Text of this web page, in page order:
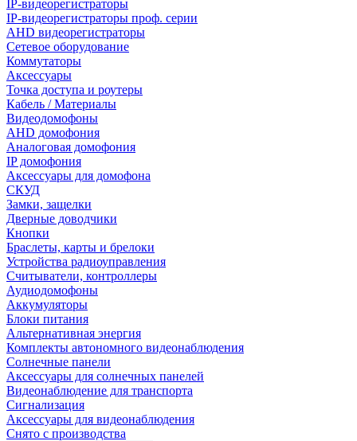
IP-видеорегистраторы
IP-видеорегистраторы проф. серии
AHD видеорегистраторы
Сетевое оборудование
Коммутаторы
Аксессуары
Точка доступа и роутеры
Кабель / Материалы
Видеодомофоны
AHD домофония
Аналоговая домофония
IP домофония
Аксессуары для домофона
СКУД
Замки, защелки
Дверные доводчики
Кнопки
Браслеты, карты и брелоки
Устройства радиоуправления
Считыватели, контроллеры
Аудиодомофоны
Аккумуляторы
Блоки питания
Альтернативная энергия
Комплекты автономного видеонаблюдения
Солнечные панели
Аксессуары для солнечных панелей
Видеонаблюдение для транспорта
Сигнализация
Аксессуары для видеонаблюдения
Снято с производства